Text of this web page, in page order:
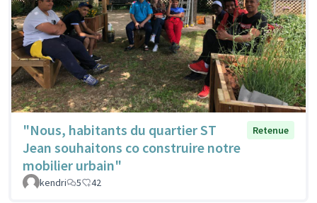
"Nous, habitants du quartier ST
Jean souhaitons co construire notre
mobilier urbain"
Retenue
kendri 5 42